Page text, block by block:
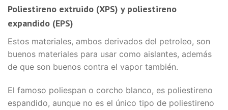
Poliestireno extruido (XPS) y poliestireno
expandido (EPS)
Estos materiales, ambos derivados del petroleo, son
buenos materiales para usar como aislantes, además
de que son buenos contra el vapor también.
El famoso poliespan o corcho blanco, es poliestireno
espandido, aunque no es el único tipo de poliestireno